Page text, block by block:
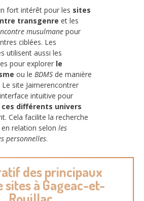
fort intérêt pour les sites
transgenre et les
musulmane pour
ciblées. Les
utilisent aussi les
pour explorer le
ou le BDMS de manière
Le site Jaimerencontrer
intuitive pour
ces différents univers
Cela facilite la recherche
relation selon les
personnelles.
des principaux
sites à Gageac-et-